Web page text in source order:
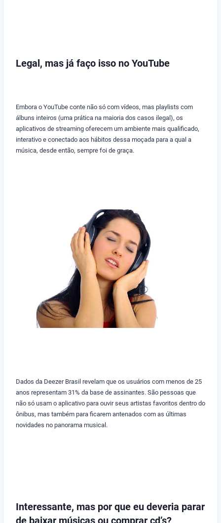
Legal, mas já faço isso no YouTube
Embora o YouTube conte não só com vídeos, mas playlists com
álbuns inteiros (uma prática na maioria dos casos ilegal), os
aplicativos de streaming oferecem um ambiente mais qualificado,
interativo e conectado aos hábitos dessa moçada para a qual a
música, desde então, sempre foi de graça.
Dados da Deezer Brasil revelam que os usuários com menos de 25
anos representam 31% da base de assinantes. São pessoas que
não só usam o aplicativo para ouvir seus artistas favoritos dentro do
ônibus, mas também para ficarem antenados com as últimas
novidades no panorama musical.
Interessante, mas por que eu deveria parar
de baixar músicas ou comprar cd’s?